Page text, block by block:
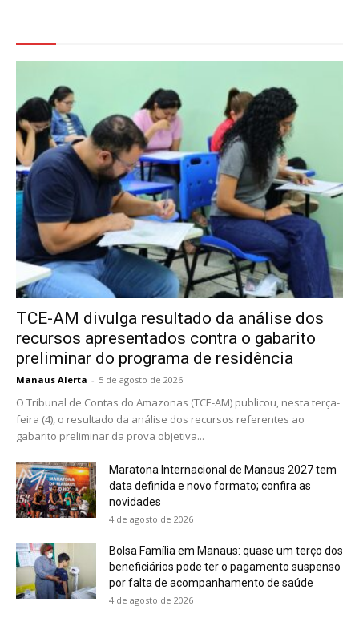
TCE-AM divulga resultado da análise dos
recursos apresentados contra o gabarito
preliminar do programa de residência
Manaus Alerta - 5 de agosto de 2026
O Tribunal de Contas do Amazonas (TCE-AM) publicou, nesta terça-
feira (4), o resultado da análise dos recursos referentes ao
gabarito preliminar da prova objetiva...
Maratona Internacional de Manaus 2027 tem
data definida e novo formato; confira as
novidades
4 de agosto de 2026
Bolsa Família em Manaus: quase um terço dos
beneficiários pode ter o pagamento suspenso
por falta de acompanhamento de saúde
4 de agosto de 2026